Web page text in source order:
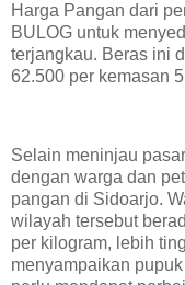
Harga Pangan dari
BULOG untuk
terjangkau. Beras ini
62.500 per kemasan
Selain meninjau
dengan warga dan
pangan di Sidoarjo.
wilayah tersebut
per kilogram, lebih
menyampaikan